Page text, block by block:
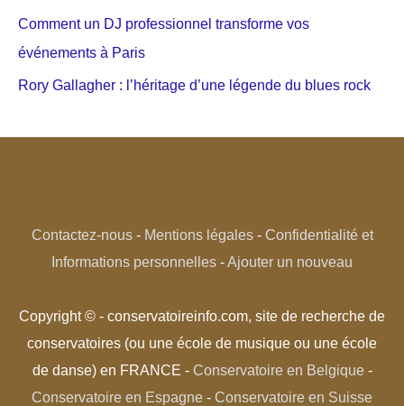
Comment un DJ professionnel transforme vos
événements à Paris
Rory Gallagher : l’héritage d’une légende du blues rock
Contactez-nous- Mentions légales- Confidentialité et
Informations personnelles -Ajouter un nouveau
Copyright © - conservatoireinfo.com, site de recherche de
conservatoires (ou une école de musique ou une école
de danse) en FRANCE - Conservatoire en Belgique-
Conservatoire en Espagne - Conservatoire en Suisse